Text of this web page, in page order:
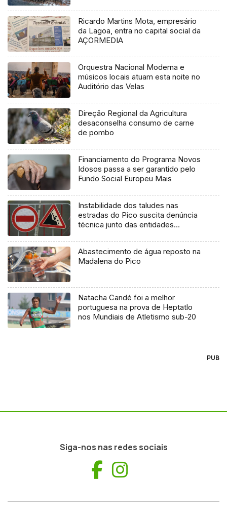
Ricardo Martins Mota, empresário
da Lagoa, entra no capital social da
AÇORMEDIA
Orquestra Nacional Moderna e
músicos locais atuam esta noite no
Auditório das Velas
Direção Regional da Agricultura
desaconselha consumo de carne
de pombo
Financiamento do Programa Novos
Idosos passa a ser garantido pelo
Fundo Social Europeu Mais
Instabilidade dos taludes nas
estradas do Pico suscita denúncia
técnica junto das entidades
Abastecimento de água reposto na
Madalena do Pico
Natacha Candé foi a melhor
portuguesa na prova de Heptatlo
nos Mundiais de Atletismo sub-20
PUB
Siga-nos nas redes sociais
Facebook